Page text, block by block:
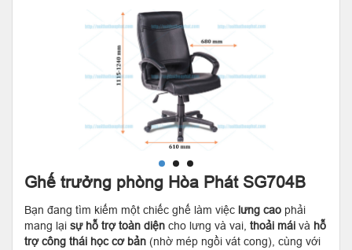
Ghế trưởng phòng Hòa Phát SG704B
Bạn đang tìm kiếm một chiếc ghế làm việc lưng cao phải
mang lại sự hỗ trợ toàn diện cho lưng và vai, thoải mái và hỗ
trợ công thái học cơ bản (nhờ mép ngồi vát cong), cùng với